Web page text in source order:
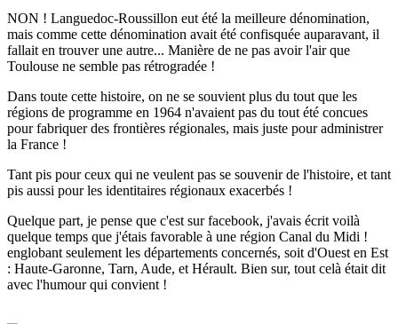
NON ! Languedoc-Roussillon eut été la meilleure dénomination,
mais comme cette dénomination avait été confisquée auparavant, il
fallait en trouver une autre... Manière de ne pas avoir l'air que
Toulouse ne semble pas rétrogradée !
Dans toute cette histoire, on ne se souvient plus du tout que les
régions de programme en 1964 n'avaient pas du tout été concues
pour fabriquer des frontières régionales, mais juste pour administrer
la France !
Tant pis pour ceux qui ne veulent pas se souvenir de l'histoire, et tant
pis aussi pour les identitaires régionaux exacerbés !
Quelque part, je pense que c'est sur facebook, j'avais écrit voilà
quelque temps que j'étais favorable à une région Canal du Midi !
englobant seulement les départements concernés, soit d'Ouest en Est
: Haute-Garonne, Tarn, Aude, et Hérault. Bien sur, tout celà était dit
avec l'humour qui convient !